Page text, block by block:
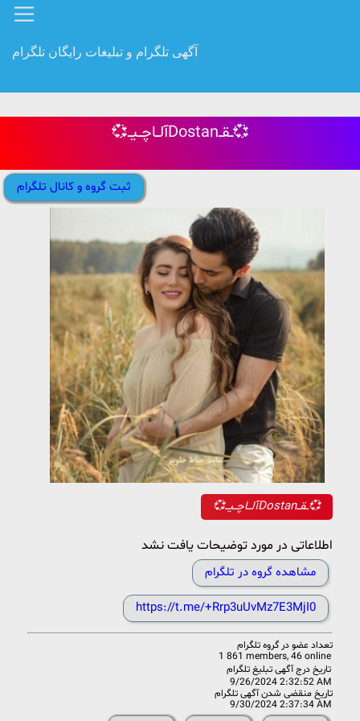
آگهی تلگرام و تبلیغات رایگان تلگرام
💞آلــاچــیــDostanــقــ💞
ثبت گروه و کانال تلگرام
💞آلــاچــیــDostanــقــ💞
اطلاعاتی در مورد توضیحات یافت نشد
مشاهده گروه در تلگرام
https://t.me/+Rrp3uUvMz7E3MjI0
تعداد عضو در گروه تلگرام
1 861 members, 46 online
تاریخ درج آگهی تبلیغ تلگرام
9/26/2024 2:32:52 AM
تاریخ منقضی شدن آگهی تلگرام
9/30/2024 2:37:34 AM